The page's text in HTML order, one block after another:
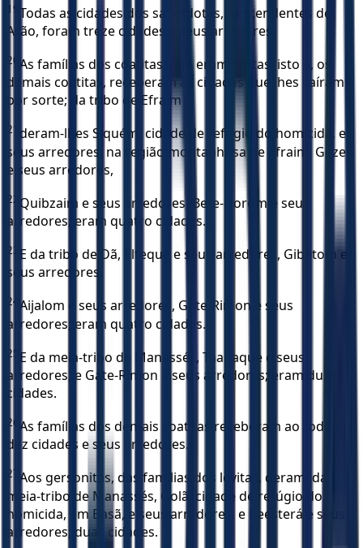
19 Todas as cidades dos sacerdotes, descendentes de
Arão, foram treze cidades e seus arredores.
20 As famílias dos coatitas, que eram levitas, isto é, os
demais coatitas, receberam as cidades que lhes caíram
por sorte; da tribo de Efraim
21
deram-lhes Siquém, cidade de refúgio do homicida, e
seus arredores, na região montanhosa de Efraim, Gezer
e seus arredores,
22 Quibzaim e seus arredores, Bete-Horom e seus
arredores; eram quatro cidades.
23 E da tribo de Dã, Elteque e seus arredores, Gibetom e
seus arredores,
24 Aijalom e seus arredores, Gate-Rimon e seus
arredores; eram quatro cidades.
25 E da meia-tribo de Manassés, Taanaque e seus
arredores, e Gate-Rimon e seus arredores; eram duas
cidades.
26 As famílias dos demais coatitas receberam ao todo
dez cidades e seus arredores.
27 Aos gersonitas, das famílias dos levitas, deram, da
meia-tribo de Manassés, Golã, cidade de refúgio do
homicida, em Basã, e seus arredores, e Beesterá e seus
arredores; duas cidades.